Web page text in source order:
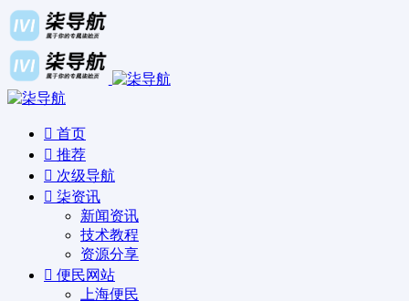
首页
推荐
次级导航
柒资讯
新闻资讯
技术教程
资源分享
便民网站
上海便民